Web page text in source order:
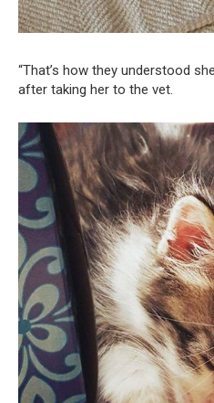
“That’s how they understood
after taking her to the vet.